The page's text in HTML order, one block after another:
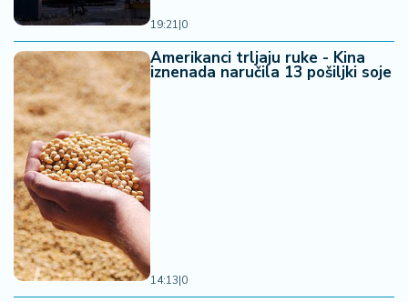
19:21|0
Amerikanci trljaju ruke - Kina
iznenada naručila 13 pošiljki soje
14:13|0